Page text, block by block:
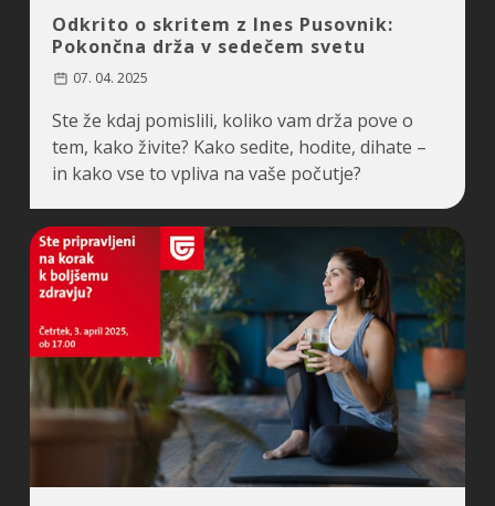
Odkrito o skritem z Ines Pusovnik:
Pokončna drža v sedečem svetu
07. 04. 2025
Ste že kdaj pomislili, koliko vam drža pove o
tem, kako živite? Kako sedite, hodite, dihate –
in kako vse to vpliva na vaše počutje?